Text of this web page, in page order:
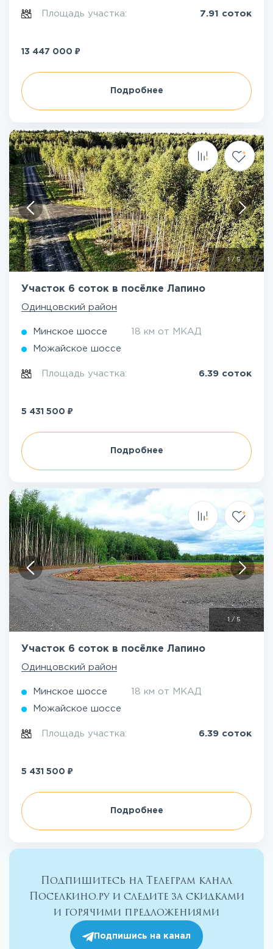
Площадь участка: 7.91 соток
13 447 000 ₽
Подробнее
1/5
Участок 6 соток в посёлке Лапино
Одинцовский район
Минское шоссе 18 км от МКАД
Можайское шоссе
Площадь участка: 6.39 соток
5 431 500 ₽
Подробнее
1/5
Участок 6 соток в посёлке Лапино
Одинцовский район
Минское шоссе 18 км от МКАД
Можайское шоссе
Площадь участка: 6.39 соток
5 431 500 ₽
Подробнее
Подпишитесь на Телеграм канал
Поселкино.ру и следите за скидками
и горячими предложениями
Подпишись на канал